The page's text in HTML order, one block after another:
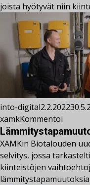
joista hyötyvät niin
into-digital2.2.2022
xamkKommentoi
XAMKin Biotalouden
selvitys, jossa
kiinteistöjen